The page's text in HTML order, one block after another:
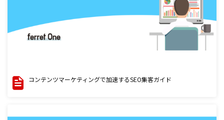
コンテンツマーケティングで加速するSEO集客ガイド